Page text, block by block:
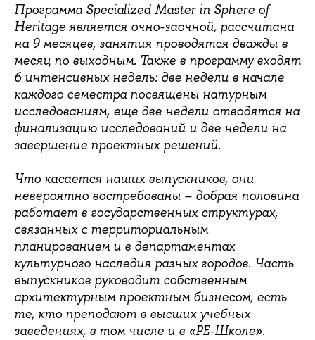
Программа Specialized Master in Sphere of
Heritage является очно-заочной, рассчитана
на 9 месяцев, занятия проводятся дважды в
месяц по выходным. Также в программу входят
6 интенсивных недель: две недели в начале
каждого семестра посвящены натурным
исследованиям, еще две недели отводятся на
финализацию исследований и две недели на
завершение проектных решений.
Что касается наших выпускников, они
невероятно востребованы – добрая половина
работает в государственных структурах,
связанных с территориальным
планированием и в департаментах
культурного наследия разных городов. Часть
выпускников руководит собственным
архитектурным проектным бизнесом, есть
те, кто преподают в высших учебных
заведениях, в том числе и в «РЕ-Школе».